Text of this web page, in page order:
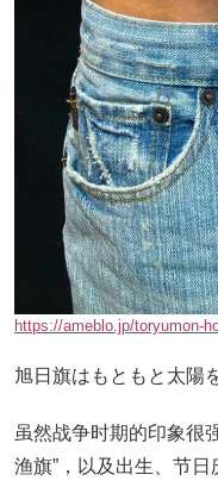
https://ameblo.jp/toryumon-
旭日旗はもともと太陽
虽然战争时期的印象很
渔旗”，以及出生、节